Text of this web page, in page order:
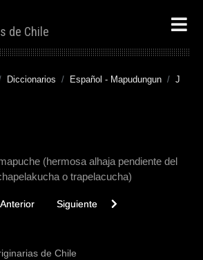
de Chile
Diccionarios Español - Mapudungun
J
(hermosa alhaja pendiente del
o trapelacucha)
article: Joven, el (sust.)
Anterior Next article: Jiba. Joroba
Siguiente
de Chile